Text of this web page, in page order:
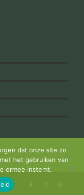
dat onze site zo
het gebruiken van
ermee instemt.